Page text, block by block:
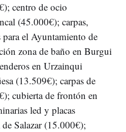
centro de ocio
(45.000€); carpas,
para el Ayuntamiento de
zona de baño en Burgui
en Urzainqui
(13.509€); carpas de
cubierta de frontón en
led y placas
Salazar (15.000€);